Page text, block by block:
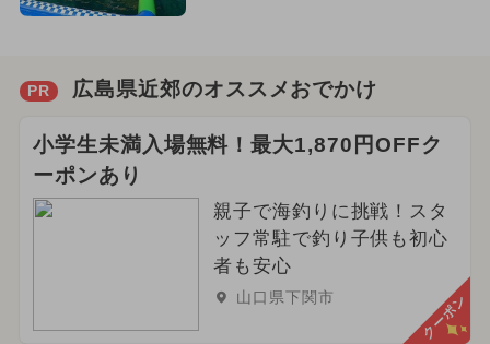
PR 広島県近郊のオススメおでかけ
小学生未満入場無料！最大1,870円OFFク
ーポンあり
親子で海釣りに挑戦！スタ
ッフ常駐で釣り子供も初心
者も安心
山口県下関市 クーポン